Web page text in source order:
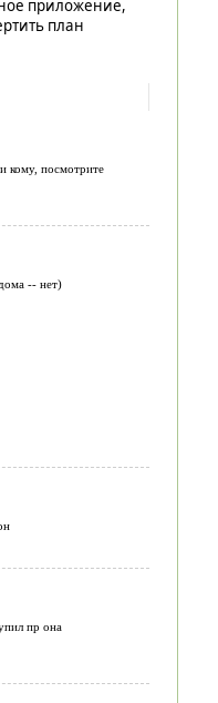
приложение,
план
кому, посмотрите
-- нет)
пр она